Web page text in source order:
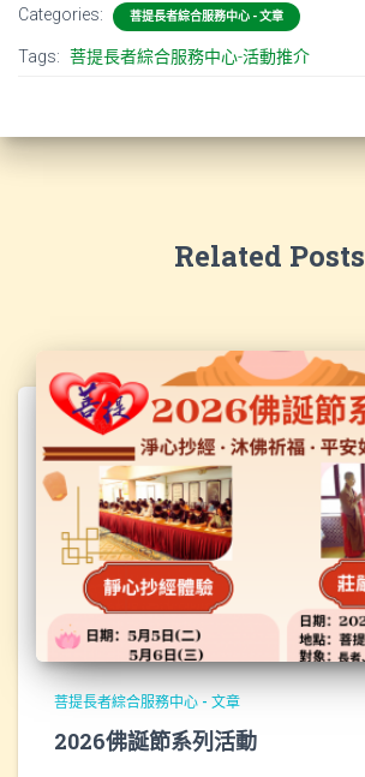
Categories: 菩提長者綜合服務中心 - 文章
Tags: 菩提長者綜合服務中心-活動推介
Related Posts
菩提長者綜合服務中心 - 文章
2026佛誕節系列活動